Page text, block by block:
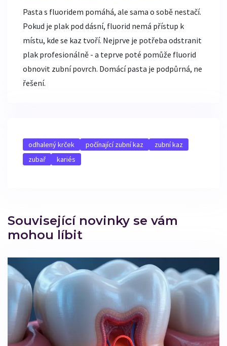
Pasta s fluoridem pomáhá, ale sama o sobě nestačí.
Pokud je plak pod dásní, fluorid nemá přístup k
místu, kde se kaz tvoří. Nejprve je potřeba odstranit
plak profesionálně - a teprve poté pomůže fluorid
obnovit zubní povrch. Domácí pasta je podpůrná, ne
řešení.
odhalený krček počínající zubní kaz
zubní kaz
zubař
kariés
Související novinky se vám
mohou líbit